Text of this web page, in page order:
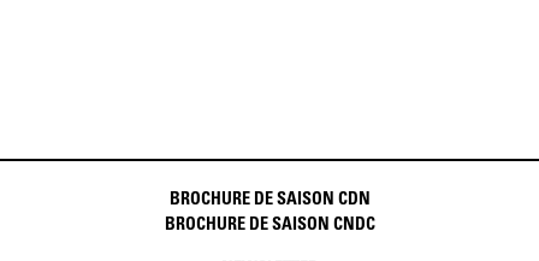
BROCHURE DE SAISON CDN
BROCHURE DE SAISON CNDC